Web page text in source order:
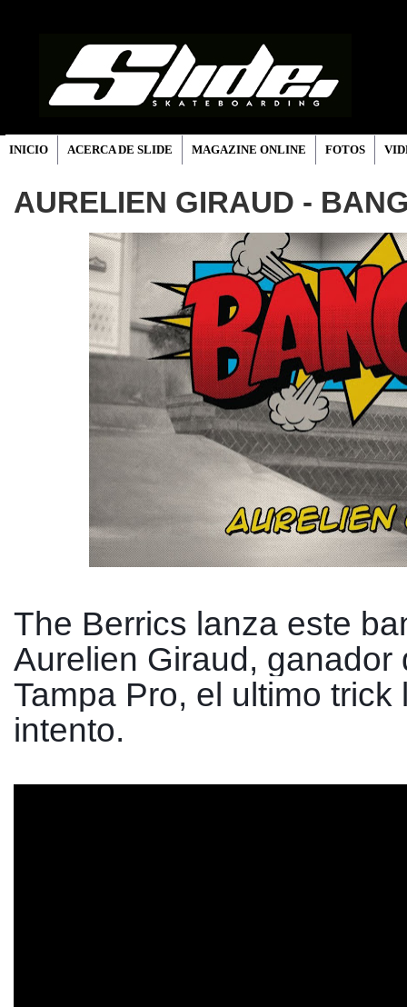
INICIO ACERCA DE SLIDE MAGAZINE ONLINE FOTOS
AURELIEN GIRAUD -
The Berrics lanza este
Aurelien Giraud, ganador
Tampa Pro, el ultimo trick
intento.